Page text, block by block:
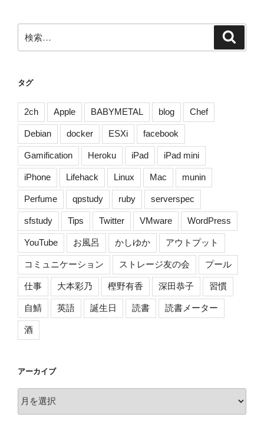
ー
シ
索:
タグ
2ch Apple BABYMETAL blog Chef
Debian docker ESXi facebook
Gamification Heroku iPad iPad mini
iPhone Lifehack Linux Mac munin
Perfume qpstudy ruby serverspec
sfstudy Tips Twitter VMware WordPress
YouTube お風呂 かしゆか アウトプット
コミュニケーション ストレージ友の会 プール
仕事 大本彩乃 樫野有香 深田恭子 習慣
自鯖 英語 誕生日 読書 読書メーター
酒
アーカイブ
ー